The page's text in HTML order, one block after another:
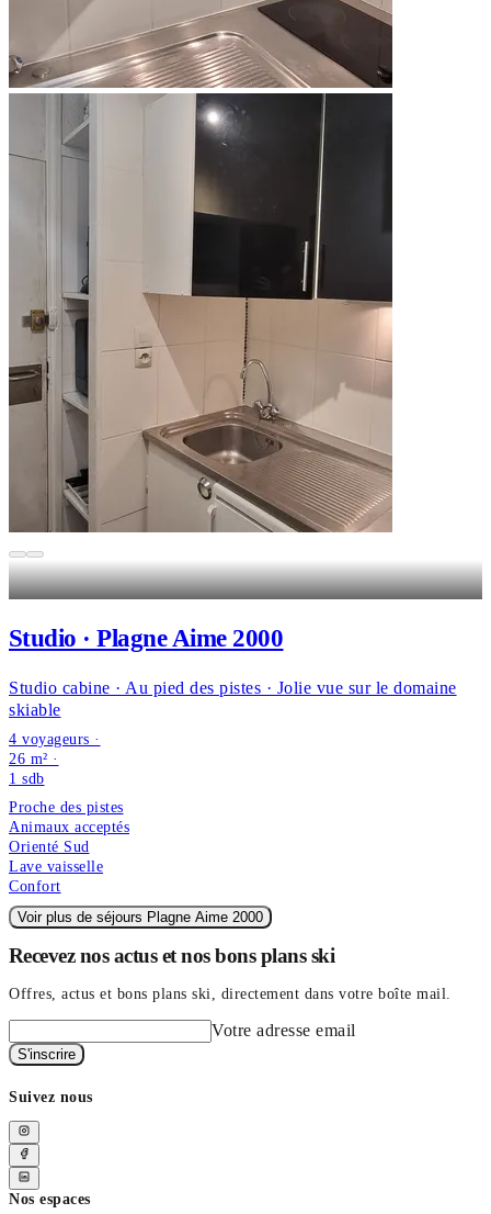
Studio · Plagne Aime 2000
Studio cabine · Au pied des pistes · Jolie vue sur le domaine
skiable
4 voyageurs ·
26 m² ·
1sdb
Proche des pistes
Animaux acceptés
Orienté Sud
Lave vaisselle
Confort
Voir plus de séjours Plagne Aime 2000
Recevez nos actus et nos bons plans ski
Offres, actus et bons plans ski, directement dans votre boîte mail.
Votre adresse email
S'inscrire
Suivez nous
Nos espaces